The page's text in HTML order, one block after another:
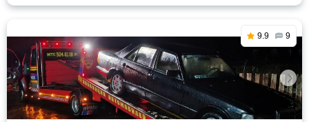
9.9 9